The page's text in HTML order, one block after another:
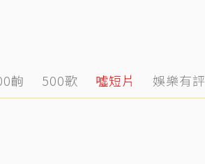
齣 500歌 噓短片 娛樂有評